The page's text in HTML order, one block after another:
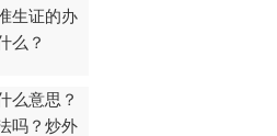
生证的办
么？
么意思？
吗？炒外